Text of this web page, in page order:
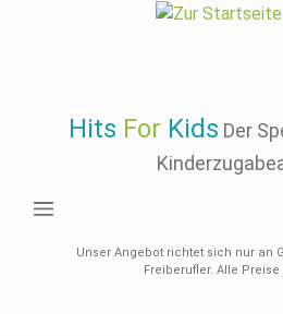
Hits For Kids Der
Unser Angebot richtet sich nur an
Freiberufler. Alle Preise